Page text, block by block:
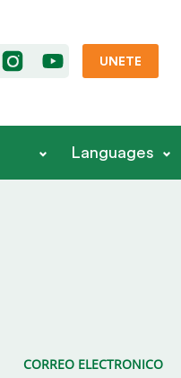
UNETE
Languages
CORREO ELECTRONICO